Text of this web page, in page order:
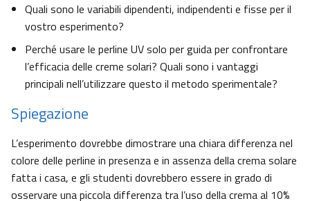
Quali sono le variabili dipendenti, indipendenti e fisse per il
vostro esperimento?
Perché usare le perline UV solo per guida per confrontare
l’efficacia delle creme solari? Quali sono i vantaggi
principali nell’utilizzare questo il metodo sperimentale?
Spiegazione
L’esperimento dovrebbe dimostrare una chiara differenza nel
colore delle perline in presenza e in assenza della crema solare
fatta i casa, e gli studenti dovrebbero essere in grado di
osservare una piccola differenza tra l’uso della crema al 10%